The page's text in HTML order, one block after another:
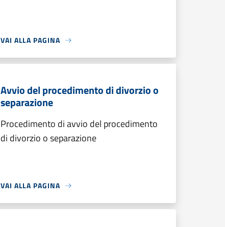
VAI ALLA PAGINA
Avvio del procedimento di divorzio o
separazione
Procedimento di avvio del procedimento
di divorzio o separazione
VAI ALLA PAGINA